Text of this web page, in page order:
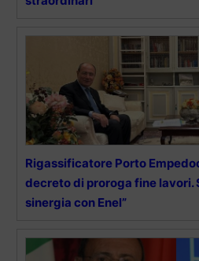
Rigassificatore Porto
decreto di proroga fine lavori.
sinergia con Enel”